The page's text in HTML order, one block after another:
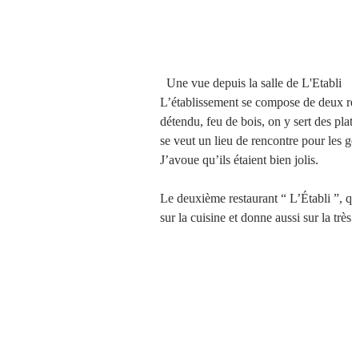
  Une vue depuis la salle de L'Etabli
L’établissement se compose de deux
détendu, feu de bois, on y sert des
se veut un lieu de rencontre pour les
J’avoue qu’ils étaient bien jolis.
Le deuxième restaurant “ L’Établi ”,
sur la cuisine et donne aussi sur la